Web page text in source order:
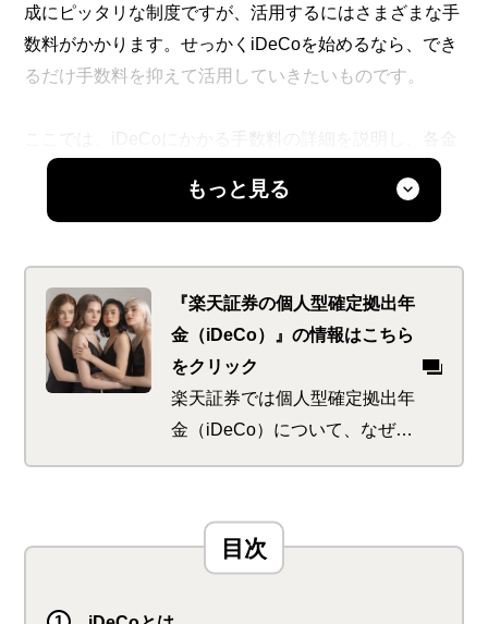
成にピッタリな制度ですが、活用するにはさまざまな手
数料がかかります。せっかくiDeCoを始めるなら、でき
るだけ手数料を抑えて活用していきたいものです。
融機関の手数料についても紹介していきます。あわせて
注意点も解説しているので、これからiDeCoを始めよう
もっと見る
『楽天証券の個人型確定拠出年
金（iDeCo）』の情報はこちら
をクリック
楽天証券では個人型確定拠出年
金（iDeCo）について、なぜ必
要なのか、どんなメリットがあ
ています。iDeCo最大の特徴で
もある「節税効果」も自分に合
るから、どのくらいお得になる